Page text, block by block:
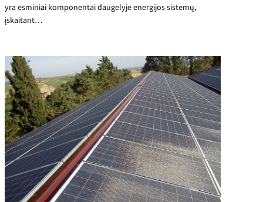
yra esminiai komponentai daugelyje energijos sistemų,
įskaitant…